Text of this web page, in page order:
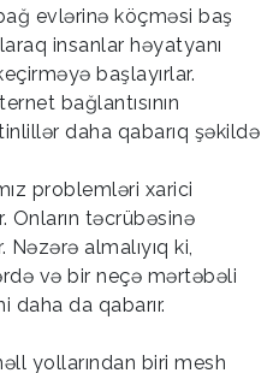
evlərinə köçməsi baş
insanlar həyatyanı
başlayırlar.
bağlantısının
daha qabarıq şəkildə
problemləri xarici
Onların təcrübəsinə
almalıyıq ki,
və bir neçə mərtəbəli
da qabarır.
yollarından biri mesh